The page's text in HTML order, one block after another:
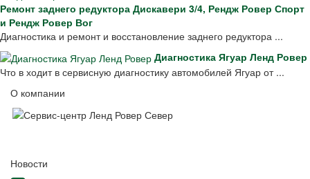
Ремонт заднего редуктора Дискавери 3/4, Рендж Ровер Спорт
и Рендж Ровер Вог
Диагностика и ремонт и восстановление заднего редуктора ...
Диагностика Ягуар Ленд Ровер
Что в ходит в сервисную диагностику автомобилей Ягуар от ...
О компании
Новости